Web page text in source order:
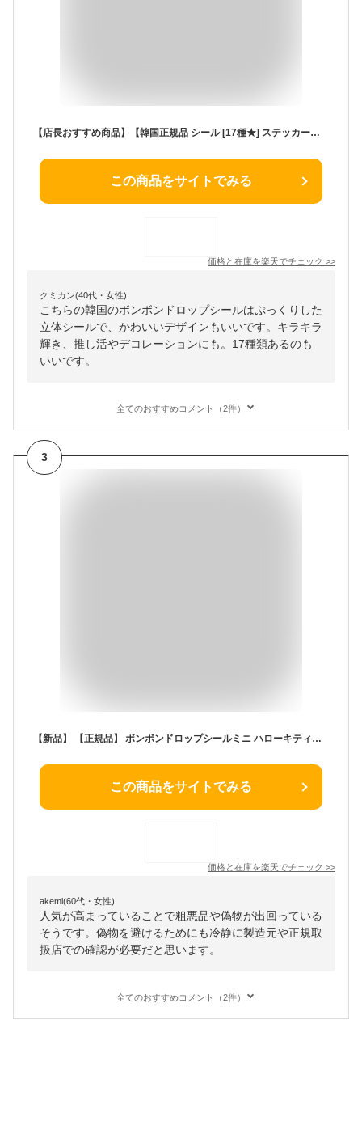
【店長おすすめ商品】【韓国正規品 シール [17種★] ステッカー】ボンボンドロップシール ティニピン シール 立体シール ボンボンシール ドロップシール 3dシール ドロップ ぷっくり キラキラ 女の子 シール帳 人気 韓国公式
この商品をサイトでみる
価格と在庫を楽天でチェック >>
クミカン(40代・女性)
こちらの韓国のボンボンドロップシールはぷっくりした
立体シールで、かわいいデザインもいいです。キラキラ
輝き、推し活やデコレーションにも。17種類あるのも
いいです。
全てのおすすめコメント（2件）
3
【新品】 【正規品】 ボンボンドロップシールミニ ハローキティサンリオキャラクターS8815062サンスター文具(Sun-Star Stationery) お正月子供の日ブラックフライデーお買い物マラソンBONBON DROP MINI
この商品をサイトでみる
価格と在庫を楽天でチェック >>
akemi(60代・女性)
人気が高まっていることで粗悪品や偽物が出回っている
そうです。偽物を避けるためにも冷静に製造元や正規取
扱店での確認が必要だと思います。
全てのおすすめコメント（2件）